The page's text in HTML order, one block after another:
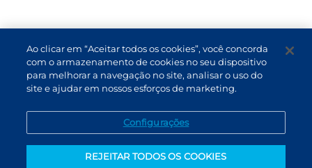
Ao clicar em “Aceitar todos os cookies”, você concorda
com o armazenamento de cookies no seu dispositivo
para melhorar a navegação no site, analisar o uso do
site e ajudar em nossos esforços de marketing.
Configurações
REJEITAR TODOS OS COOKIES